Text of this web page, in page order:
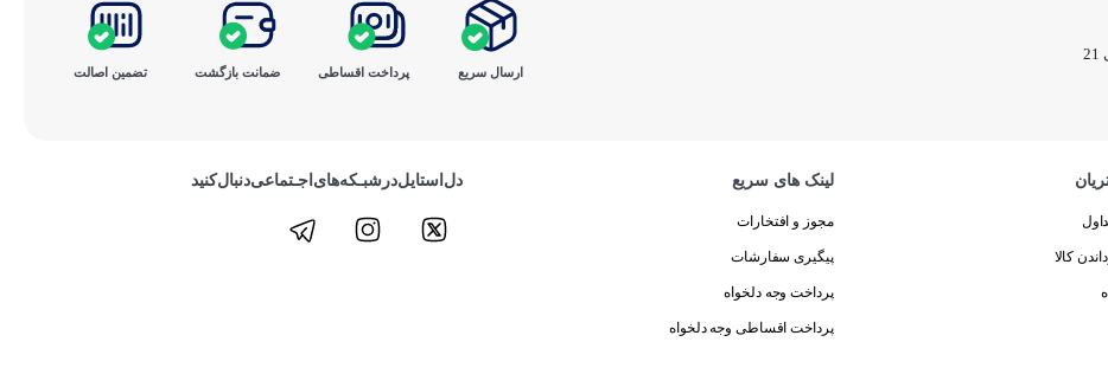
ارسال سریع پرداخت ‌اقساطی ضمانت بازگشت تضمین اصالت
کالا
لینک های سریع
مجوز و افتخارات
پیگیری سفارشات
پرداخت وجه دلخواه
پرداخت اقساطی وجه دلخواه
دل‌استایل‌در‌‌شبـکه‌های‌اجـتماعی‌دنبال‌کنید